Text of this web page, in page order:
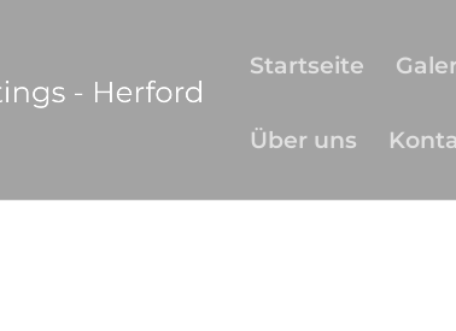
Startseite
Über uns